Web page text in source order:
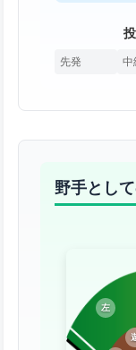
先発 中
野手とし
左